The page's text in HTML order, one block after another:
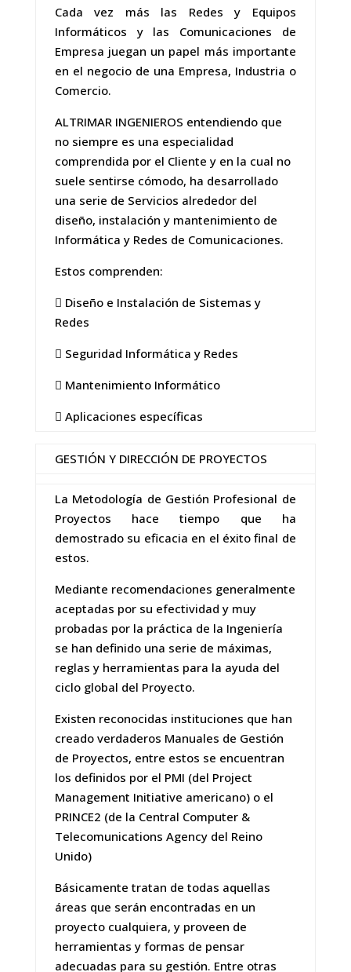
Cada vez más las Redes y Equipos
Informáticos y las Comunicaciones de
Empresa juegan un papel más importante
en el negocio de una Empresa, Industria o
Comercio.
ALTRIMAR INGENIEROS entendiendo que
no siempre es una especialidad
comprendida por el Cliente y en la cual no
suele sentirse cómodo, ha desarrollado
una serie de Servicios alrededor del
diseño, instalación y mantenimiento de
Informática y Redes de Comunicaciones.
Estos comprenden:
 Diseño e Instalación de Sistemas y
Redes
 Seguridad Informática y Redes
 Mantenimiento Informático
 Aplicaciones específicas
GESTIÓN Y DIRECCIÓN DE PROYECTOS
La Metodología de Gestión Profesional de
Proyectos hace tiempo que ha
demostrado su eficacia en el éxito final de
estos.
Mediante recomendaciones generalmente
aceptadas por su efectividad y muy
probadas por la práctica de la Ingeniería
se han definido una serie de máximas,
reglas y herramientas para la ayuda del
ciclo global del Proyecto.
Existen reconocidas instituciones que han
creado verdaderos Manuales de Gestión
de Proyectos, entre estos se encuentran
los definidos por el PMI (del Project
Management Initiative americano) o el
PRINCE2 (de la Central Computer &
Telecomunications Agency del Reino
Unido)
Básicamente tratan de todas aquellas
áreas que serán encontradas en un
proyecto cualquiera, y proveen de
herramientas y formas de pensar
adecuadas para su gestión. Entre otras